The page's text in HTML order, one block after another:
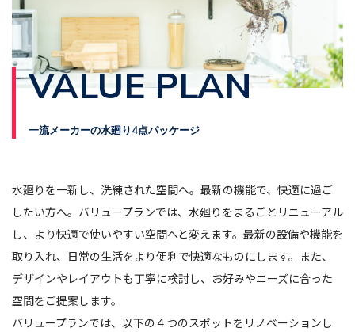
VALUE PLAN
一流メーカーの水廻り4点パッケージ
水廻りを一新し、洗練された空間へ。最新の機能で、快適に過ご
したい方へ。バリュープランでは、水廻りをまるごとリニューアル
し、より快適で使いやすい空間へと変えます。最新の設備や機能を
取り入れ、日常の生活をより便利で快適なものにします。また、
デザインやレイアウトも丁寧に検討し、お好みやニーズに合った
空間をご提案します。
バリュープランでは、以下の４つのスポットをリノベーションし